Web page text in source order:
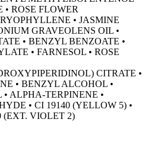
ROSE FLOWER
• JASMINE
GRAVEOLENS OIL •
• BENZYL BENZOATE •
• FARNESOL • ROSE
CITRATE •
• BENZYL ALCOHOL •
ALPHA-TERPINENE •
• CI 19140 (YELLOW 5) •
(EXT. VIOLET 2)